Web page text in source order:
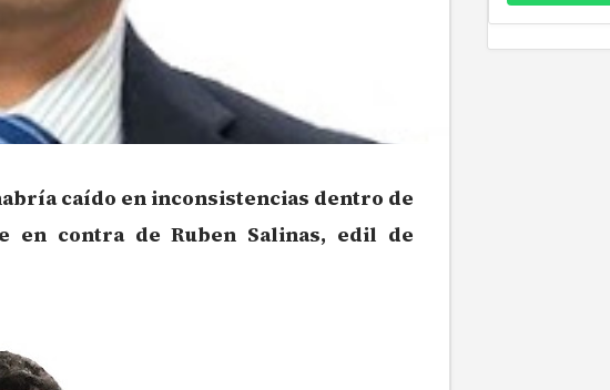
caído en inconsistencias dentro de
en contra de Ruben Salinas, edil de